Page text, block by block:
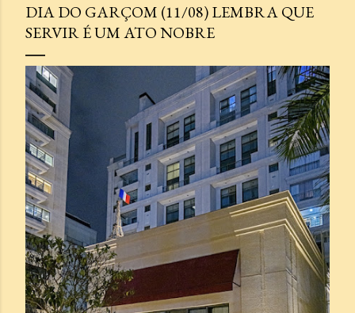
DIA DO GARÇOM (11/08) LEMBRA QUE
SERVIR É UM ATO NOBRE